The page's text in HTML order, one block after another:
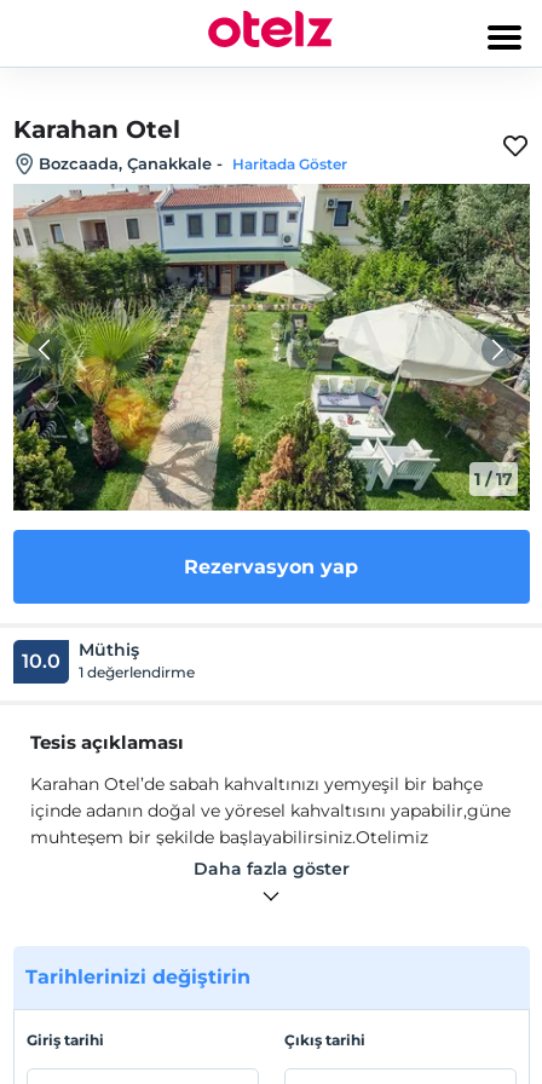
Karahan Otel
Bozcaada, Çanakkale - Haritada Göster
1/17
Rezervasyon yap
10.0 Müthiş
1 değerlendirme
Tesis açıklaması
Karahan Otel’de sabah kahvaltınızı yemyeşil bir bahçe
içinde adanın doğal ve yöresel kahvaltısını yapabilir,güne
muhteşem bir şekilde başlayabilirsiniz.Otelimiz
Bozcaada’nın en ünlü plajı olan Ayazma plajına yaklaşık 5
km mesafede olup aracınızla çok kısa bir sürede
yürüme mesafesindedir. Güleryüzlü işetmecileri ile
Karahan Otel siz değerli misafirlerini heyacanla
içinde adanın doğal ve yöresel kahvaltısını yapabilir,güne
muhteşem bir şekilde başlayabilirsiniz.Otelimiz
Daha fazla göster
Tarihlerinizi değiştirin
Giriş tarihi Çıkış tarihi